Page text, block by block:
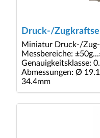
Druck-/
Miniatur Druck-/
Messbereiche:
Genauigkeitsklasse:
Abmessungen: Ø
34.4mm